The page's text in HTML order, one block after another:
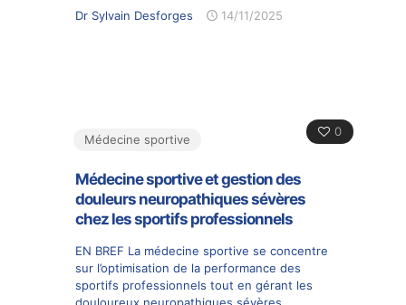
Dr Sylvain Desforges 14/11/2025
0
Médecine sportive
Médecine sportive et gestion des
douleurs neuropathiques sévères
chez les sportifs professionnels
EN BREF La médecine sportive se concentre
sur l’optimisation de la performance des
sportifs professionnels tout en gérant les